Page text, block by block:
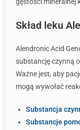
Skład leku
Alendronic Acid
substancję czynną
Ważne jest, aby
mogą wywołać
Substancja
Substancje